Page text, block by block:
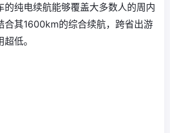
的纯电续航能够覆盖大多数人的周内
合其1600km的综合续航，跨省出游
低。